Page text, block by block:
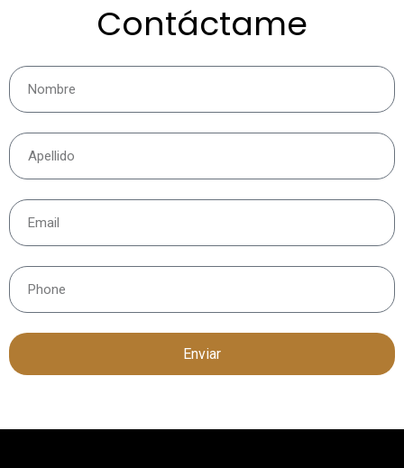
Contáctame
Enviar